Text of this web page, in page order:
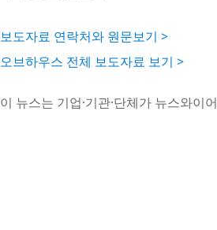
보도자료 연락처와 원문보기 >
오브하우스 전체 보도자료 보기 >
이 뉴스는 기업·기관·단체가 뉴스와